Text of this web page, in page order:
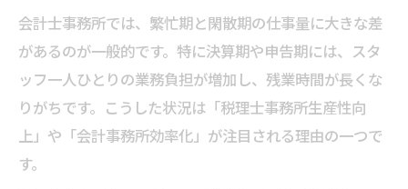
税理士事務所の生産性向上が経済性を左右
会計士事務所の参考になる生産性改善例
税理士事務所の業務効率化と収益力強化
経済性視点で見る税理士事務所の運営法
会計士事務所では、繁忙期と閑散期の仕事量に大きな差
があるのが一般的です。特に決算期や申告期には、スタ
ッフ一人ひとりの業務負担が増加し、残業時間が長くな
りがちです。こうした状況は「税理士事務所生産性向
上」や「会計事務所効率化」が注目される理由の一つで
す。